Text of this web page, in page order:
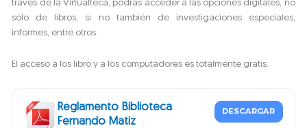
través de la Virtualteca, podrás acceder a las opciones digitales, no
sólo de libros, si no también de investigaciones especiales,
informes, entre otros.
El acceso a los libro y a los computadores es totalmente gratis.
Reglamento Biblioteca
Fernando Matiz
DESCARGAR